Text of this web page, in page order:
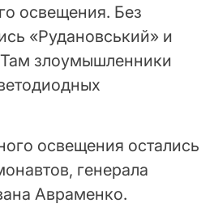
освещения. Без
«Рудановський» и
злоумышленники
освещения остались
генерала
Авраменко.